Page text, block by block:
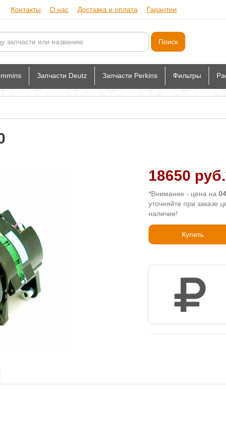
Контакты О нас Доставка и оплата Гарантии
Запчасти Deutz Запчасти Perkins Фильтры
18650
*Внимание - цена на
уточняйте при заказе
наличие!
Купить